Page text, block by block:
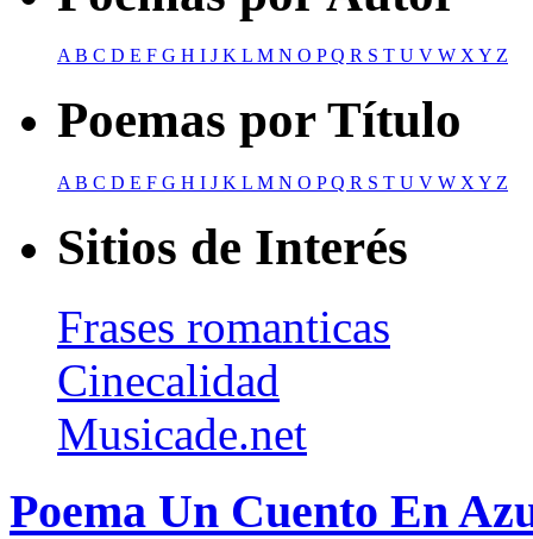
AB C D E F G H I J K L M N O PQ R S T U V W XY Z
Poemas por Título
A B C D E F G H I J K L M N O PQ R S T U V W X Y Z
Sitios de Interés
Frases romanticas
Cinecalidad
Musicade.net
Poema Un Cuento En